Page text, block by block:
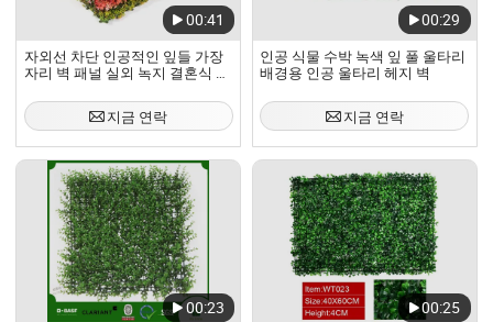
00:41
자외선 차단 인공적인 잎들 가장
자리 벽 패널 실외 녹지 결혼식 프
지금 연락
00:29
인공 식물 수박 녹색 잎 풀 울타리
배경용 인공 울타리 헤지 벽
지금 연락
00:23 00:25